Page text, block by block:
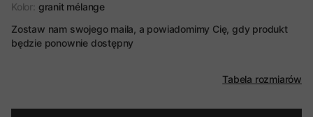
Kolor: granit mélange
Zostaw nam swojego maila, a powiadomimy Cię, gdy produkt
będzie ponownie dostępny
Tabela rozmiarów